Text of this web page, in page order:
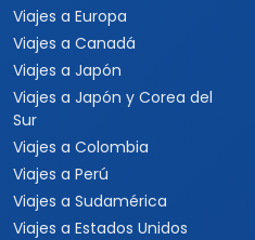
Viajes a Europa
Viajes a Canadá
Viajes a Japón
Viajes a Japón y Corea del
Sur
Viajes a Colombia
Viajes a Perú
Viajes a Sudamérica
Viajes a Estados Unidos